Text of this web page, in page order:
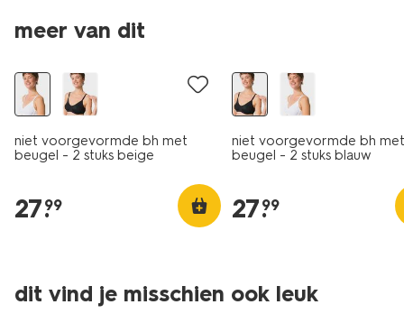
meer van dit
2 stuks
niet voorgevormde bh met
beugel - 2 stuks beige
27.
99
niet voorgevormde bh
beugel - 2 stuks blauw
27.
99
dit vind je misschien ook leuk
2 stuks